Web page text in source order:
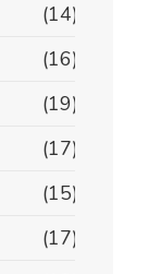
(14)
(16)
(19)
(17)
(15)
(17)